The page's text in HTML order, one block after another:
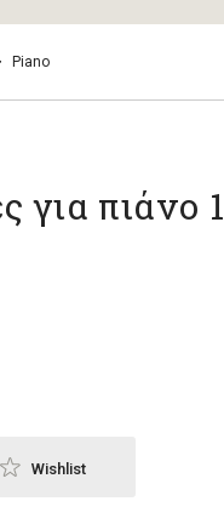
Piano
για πιάνο 1
Wishlist